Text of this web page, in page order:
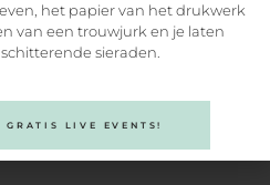
het papier van het drukwerk
van een trouwjurk en je laten
sieraden.
GRATIS LIVE EVENTS!